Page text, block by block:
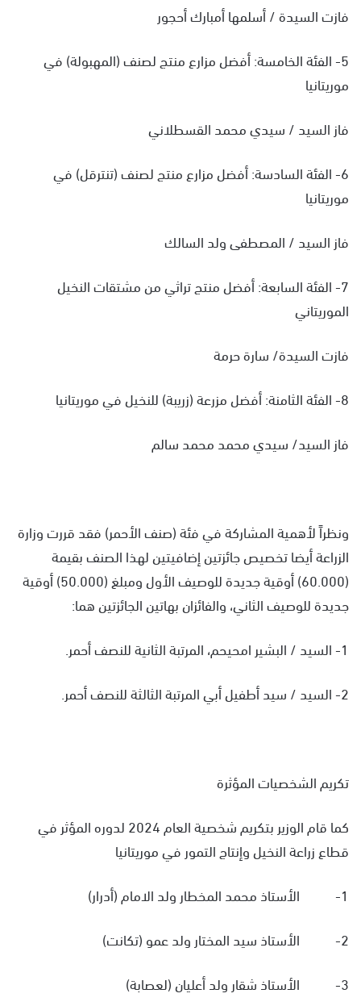
فازت السيدة / أسلمها أمبارك أحجور
5- الفئة الخامسة: أفضل مزارع منتج لصنف (المهبولة) في
موريتانيا
فاز السيد / سيدي محمد القسطلاني
6- الفئة السادسة: أفضل مزارع منتج لصنف (تنترقل) في
موريتانيا
فاز السيد / المصطفى ولد السالك
7- الفئة السابعة: أفضل منتج تراثي من مشتقات النخيل
الموريتاني
فازت السيدة/ سارة حرمة
8- الفئة الثامنة: أفضل مزرعة (زريبة) للنخيل في موريتانيا
فاز السيد/ سيدي محمد محمد سالم
ونظراً لأهمية المشاركة في فئة (صنف الأحمر) فقد قررت وزارة
الزراعة أيضا تخصيص جائزتين إضافيتين لهذا الصنف بقيمة
(60.000) أوقية جديدة للوصيف الأول ومبلغ (50.000) أوقية
جديدة للوصيف الثاني، والفائزان بهاتين الجائزتين هما:
1- السيد / البشير امحيحم، المرتبة الثانية للنصف أحمر.
2- السيد / سيد أطفيل أبي المرتبة الثالثة للنصف أحمر.
تكريم الشخصيات المؤثرة
كما قام الوزير بتكريم شخصية العام 2024 لدوره المؤثر في
قطاع زراعة النخيل وإنتاج التمور في موريتانيا
1- الأستاذ محمد المخطار ولد الامام (أدرار)
2- الأستاذ سيد المختار ولد عمو (تكانت)
3- الأستاذ شقار ولد أعليان (لعصابة)